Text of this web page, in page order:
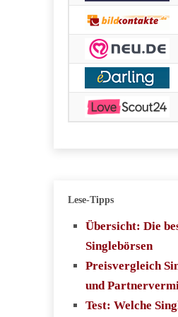
Lese-Tipps
Übersicht: Die
Singlebörsen
Preisvergleich
und
Test: Welche